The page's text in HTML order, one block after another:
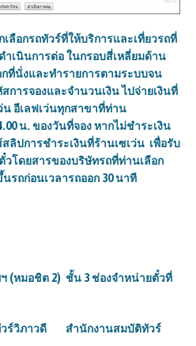
ลือกรถทัวร์ที่ให้บริการและเที่ยวรถที่
เนินการต่อ ในกรอบสี่เหลี่ยมด้าน
ที่นั่งและทำรายการตามระบบจน
การจองและจำนวนเงิน ไปจ่ายเงินที่
น อีเลฟเว่นทุกสาขาที่ท่าน
น. ของวันที่จอง หากไม่ชำระเงิน
ลิปการชำระเงินที่ร้านเซเว่น เพื่อรับ
โดยสารของบริษัทรถที่ท่านเลือก
รถก่อนเวลารถออก 30 นาที
(หมอชิต 2) ชั้น 3 ช่องจำหน่ายตั๋วที่
ร์วิภาวดี สำนักงานสมบัติทัวร์